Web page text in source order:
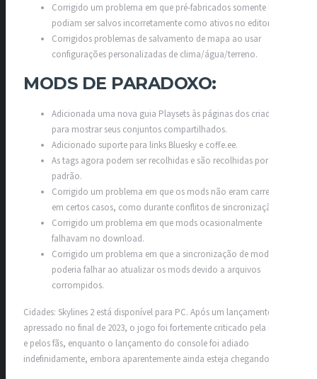
Corrigido um problema em que pré-fabricados somente leitura
podiam ser salvos incorretamente como ativos no editor.
Corrigidos problemas de salvamento de mapa ao usar
configurações personalizadas de clima/água/terreno.
MODS DE PARADOXO:​
Adicionada uma nova guia Playsets às páginas dos criadores
para mostrar seus conjuntos compartilhados.
Adicionado suporte para links Bluesky e coffe.ee.
As tags agora podem ser recolhidas e são recolhidas por
padrão.
Corrigido um problema em que os mods não eram carregados
em certos casos, como durante conflitos de sincronização.
Corrigido um problema em que mods ocasionalmente
falhavam no download.
Corrigido um problema em que a sincronização de mods
poderia falhar ao atualizar os mods devido a arquivos
corrompidos.
Cidades: Skylines 2 está disponível para PC. Após um lançamento
apressado no final de 2023, o jogo foi fortemente criticado pela mídia
e pelos fãs, enquanto o lançamento do console foi adiado
indefinidamente, embora aparentemente ainda esteja chegando.